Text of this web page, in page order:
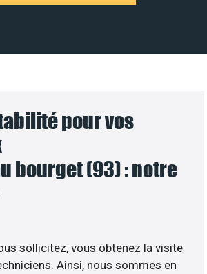
pour vos
bourget (93) : notre
sollicitez, vous obtenez la visite
Ainsi, nous sommes en